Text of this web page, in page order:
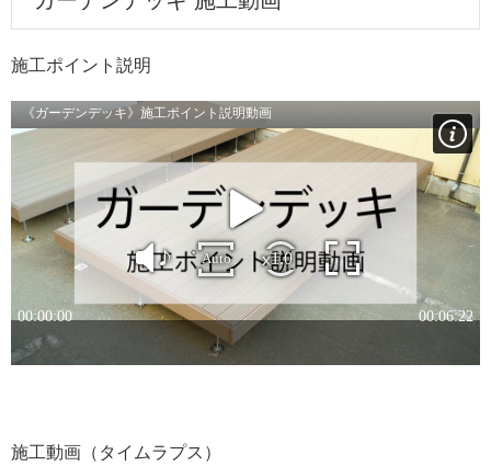
g
施工ポイント説明
施工動画（タイムラプス）